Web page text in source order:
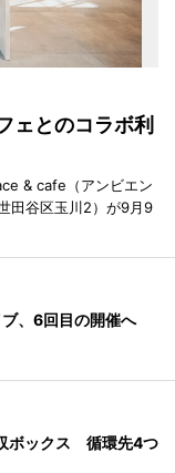
とのコラボ利
& cafe（アンビエン
田谷区玉川2）が9月9
ブ、6回目の開催へ
ボックス 循環先4つ